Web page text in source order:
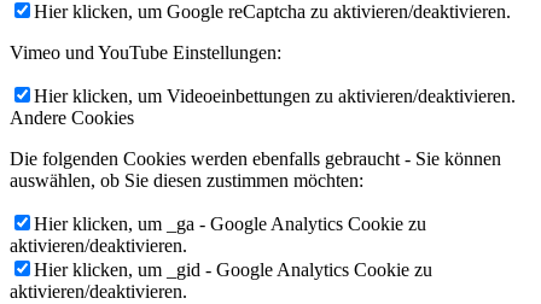
Hier klicken, um Google reCaptcha zu aktivieren/deaktivieren.
Vimeo und YouTube Einstellungen:
Hier klicken, um Videoeinbettungen zu aktivieren/deaktivieren.
Andere Cookies
Die folgenden Cookies werden ebenfalls gebraucht - Sie können
auswählen, ob Sie diesen zustimmen möchten:
Hier klicken, um _ga - Google Analytics Cookie zu
aktivieren/deaktivieren.
Hier klicken, um _gid - Google Analytics Cookie zu
aktivieren/deaktivieren.